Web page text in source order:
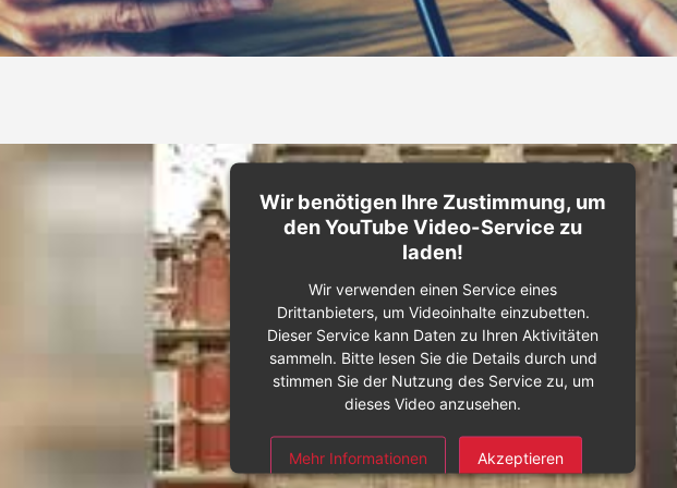
Wir benötigen Ihre Zustimmung, um
den YouTube Video-Service zu
laden!
Wir verwenden einen Service eines
Drittanbieters, um Videoinhalte einzubetten.
Dieser Service kann Daten zu Ihren Aktivitäten
sammeln. Bitte lesen Sie die Details durch und
stimmen Sie der Nutzung des Service zu, um
dieses Video anzusehen.
Mehr Informationen Akzeptieren